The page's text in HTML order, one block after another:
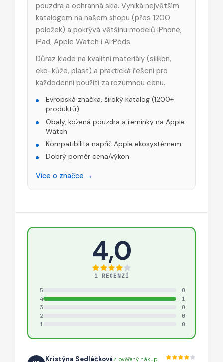
pouzdra a ochranná skla. Vyniká největším
katalogem na našem shopu (přes 1200
položek) a pokrývá většinu modelů iPhone,
iPad, Apple Watch i AirPods.
Důraz klade na kvalitní materiály (silikon,
eko-kůže, plast) a praktická řešení pro
každodenní použití za rozumnou cenu.
Evropská značka, široký katalog (1200+
produktů)
Obaly, kožená pouzdra a řemínky na Apple
Watch
Kompatibilita napříč Apple ekosystémem
Dobrý poměr cena/výkon
Více o značce →
4,0
1 RECENZÍ
5
0
4
1
3
0
2
0
1
0
Kristýna Sedláčková✓ ověřený nákup